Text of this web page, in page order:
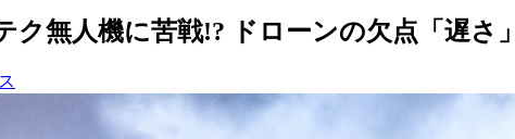
ク無人機に苦戦!? ドローンの欠点「遅さ